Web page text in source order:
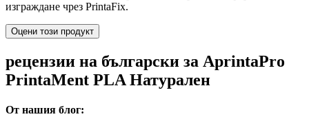
изграждане чрез PrintaFix.
Оцени този продукт
рецензии на български за AprintaPro
PrintaMent PLA Натурален
От нашия блог: